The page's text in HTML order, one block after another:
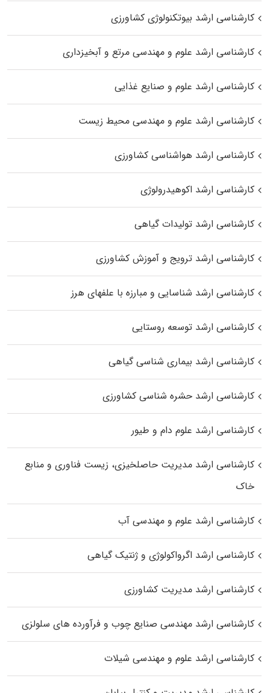
کارشناسی ارشد بیوتکنولوژی کشاورزی
کارشناسی ارشد علوم و مهندسی مرتع و آبخیزداری
کارشناسی ارشد علوم و صنایع غذایی
کارشناسی ارشد علوم و مهندسی محیط زیست
کارشناسی ارشد هواشناسی کشاورزی
کارشناسی ارشد اکوهیدرولوژی
کارشناسی ارشد تولیدات گیاهی
کارشناسی ارشد ترویج و آموزش کشاورزی
کارشناسی ارشد شناسایی و مبارزه با علفهای هرز
کارشناسی ارشد توسعه روستایی
کارشناسی ارشد بیماری‌ شناسی گیاهی
کارشناسی ارشد حشره‌ شناسی کشاورزی
کارشناسی ارشد علوم دام و طیور
کارشناسی ارشد مدیریت حاصلخیزی، زیست فناوری و منابع
خاک
کارشناسی ارشد علوم و مهندسی آب
کارشناسی ارشد اگرواکولوژی و ژنتیک گیاهی
کارشناسی ارشد مدیریت کشاورزی
کارشناسی ارشد مهندسی صنایع چوب و فرآورده‌ های سلولزی
کارشناسی ارشد علوم و مهندسی شیلات